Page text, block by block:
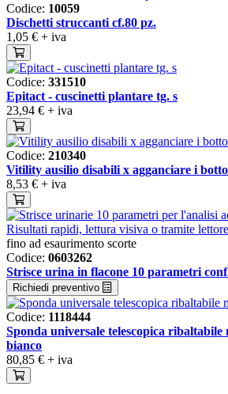
Codice: 10059
Dischetti struccanti cf.80 pz.
1,05 € + iva
Codice: 331510
Epitact - cuscinetti plantare tg. s
23,94 € + iva
Codice: 210340
Vitility ausilio disabili x agganciare i
8,53 € + iva
fino ad esaurimento scorte
Codice: 0603262
Strisce urina in flacone 10 parametri
Richiedi preventivo
Codice: 1118444
Sponda universale telescopica ribaltabile
bianco
80,85 € + iva